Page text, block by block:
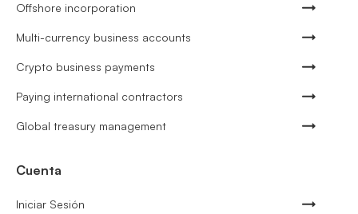
Offshore incorporation
Multi-currency business accounts
Crypto business payments
Paying international contractors
Global treasury management
Cuenta
Iniciar Sesión